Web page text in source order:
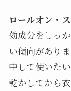
ロールオン・
効成分をしっ
い傾向があり
中して使いた
乾かしてから